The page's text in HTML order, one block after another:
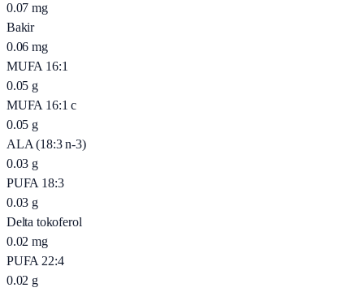
0.07 mg
Bakir
0.06 mg
MUFA 16:1
0.05 g
MUFA 16:1 c
0.05 g
ALA (18:3 n-3)
0.03 g
PUFA 18:3
0.03 g
Delta tokoferol
0.02 mg
PUFA 22:4
0.02 g